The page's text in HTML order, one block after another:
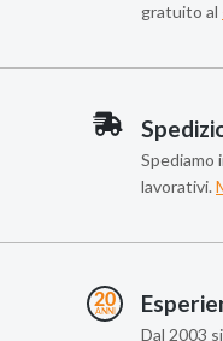
gratuito al
Spediamo
lavorativi.
Dal 2003